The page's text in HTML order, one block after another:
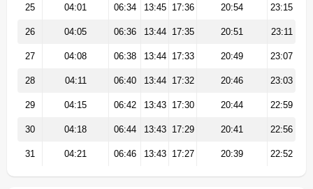
25 04:01 06:34 13:45 17:36 20:54 23:15
26 04:05 06:36 13:44 17:35 20:51 23:11
27 04:08 06:38 13:44 17:33 20:49 23:07
28 04:11 06:40 13:44 17:32 20:46 23:03
29 04:15 06:42 13:43 17:30 20:44 22:59
30 04:18 06:44 13:43 17:29 20:41 22:56
31 04:21 06:46 13:43 17:27 20:39 22:52